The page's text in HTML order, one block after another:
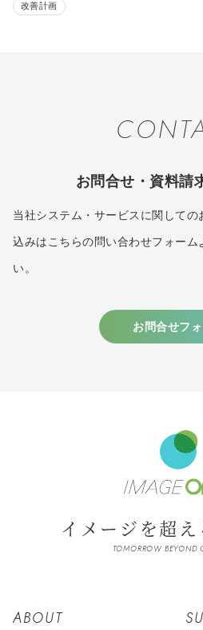
改善計画
お問合せ・資料請
当社システム・サービスに関しての
込みはこちらの問い合わせフォーム
い。
お問合せフ
イメージを超え
TOMORROW BEYOND
ABOUT